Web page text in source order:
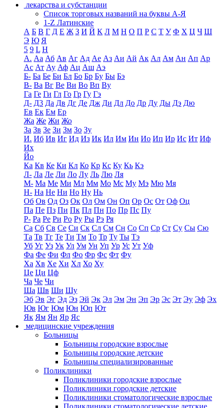
лекарства и субстанции
Список торговых названий на буквы А-Я
1-Z Латинские
А Б В Г Д Е Ж З И Й К Л М Н О П Р С Т У Ф Х Ц Ч Ш
Э Ю Я
5 9 L H
А. Аа Аб Ав Аг Ад Ае Аз Аи Ай Ак Ал Ам Ан Ап Ар
Ас Ат Ау Аф Ац Аш Аэ
Б- Ба Бе Би Бл Бо Бр Бу Бы Бэ
В- Ва Вг Ве Ви Во Вп Ву
Га Ге Ги Гл Го Гр Гу Гэ
Д- Д3 Да Дв Дг Де Дж Ди Дл До Др Ду Ды Дэ Дю
Ев Ек Ем Ер
Жа Же Жи Жо
За Зв Зе Зи Зм Зо Зу
И. Иб Ив Иг Ид Из Ик Ил Им Ин Ио Ип Ир Ис Ит Иф
Их
Йо
Ка Кв Ке Ки Кл Ко Кр Кс Ку Кь Кэ
Л- Ла Ле Ли Ло Лу Ль Лю Ля
М- Ма Ме Ми Мл Мм Мо Мс Му Мэ Мю Мя
Н- На Не Ни Но Ну Нь
Об Ов Од Оз Ок Ол Ом Он Оп Ор Ос От Оф Оц
Па Пе Пз Пи Пк Пл Пн По Пр Пс Пу
Р- Ра Ре Ри Ро Ру Ры Рэ Ря
Са Сб Св Се Си Ск Сл См Сн Со Сп Ср Ст Су Сы Сю
Та Тв Тг Те Ти Тм То Тр Ту Ты Тэ
Уб Уг Уз Ук Ул Ум Ун Уп Ур Ус Ут Уф
Фа Фе Фи Фл Фо Фр Фс Фт Фу
Ха Хв Хе Хи Хл Хо Ху
Це Ци Цф
Ча Че Чи
Ша Шв Ши Шу
Эб Эв Эг Эд Эз Эй Эк Эл Эм Эн Эп Эр Эс Эт Эу Эф Эх
Юв Юг Юм Юн Юп Ют
Як Ям Ян Яр Яс
медицинские учреждения
Больницы
Больницы городские взрослые
Больницы городские детские
Больницы специализированные
Поликлиники
Поликлиники городские взрослые
Поликлиники городские детские
Поликлиники стоматологические взрослые
Поликлиники стоматологические детские